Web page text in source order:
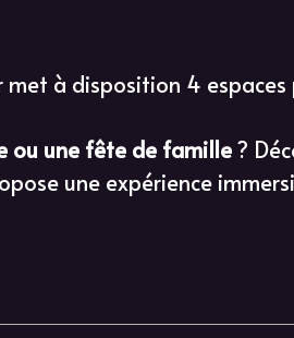
met à disposition 4
ou une fête de famille?
une expérience